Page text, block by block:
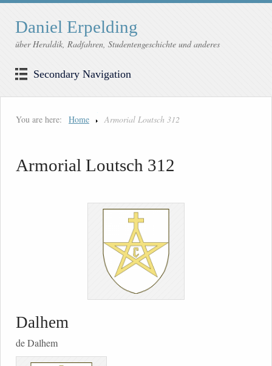
Daniel Erpelding
über Heraldik, Radfahren, Studentengeschichte und anderes
Secondary Navigation
You are here: Home Armorial Loutsch 312
Armorial Loutsch 312
Dalhem
de Dalhem